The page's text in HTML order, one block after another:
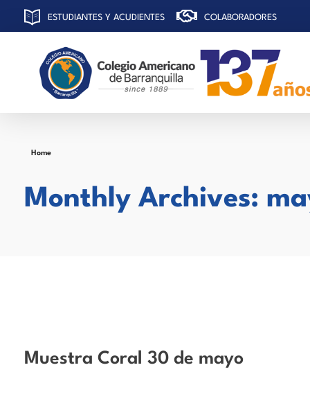
ESTUDIANTES Y ACUDIENTES COLABORADORES
C
olegio Americano de Barranquilla
Home
Monthly Archives:
Muestra Coral 30 de mayo